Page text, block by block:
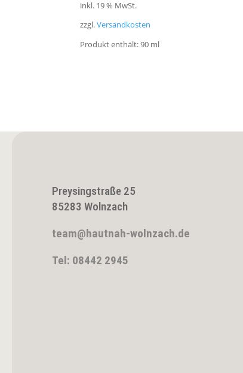
inkl. 19 % MwSt.
zzgl.Versandkosten
Produkt enthält: 90 ml
Preysingstraße 25
85283 Wolnzach
team@hautnah-wolnzach.de
Tel: 08442 2945